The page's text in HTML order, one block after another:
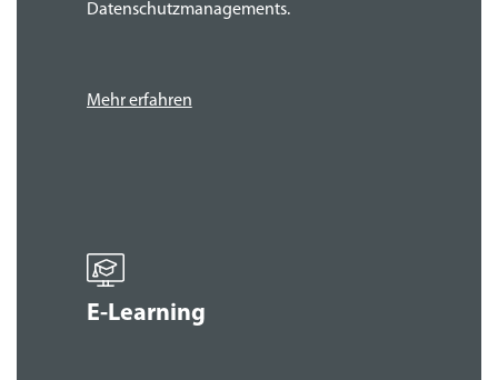
Datenschutzmanagements.
Mehr erfahren
E-Learning